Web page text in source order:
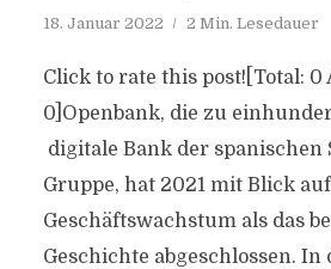
18. Januar 2022 2 Min. Lesedauer
Click to rate this post![Total: 0
0]Openbank, die zu
digitale Bank der spanischen
Gruppe, hat 2021 mit Blick
Geschäftswachstum als das
Geschichte abgeschlossen. In